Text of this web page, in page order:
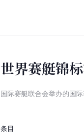
世界赛艇锦
国际赛艇联合会举办的国
条目